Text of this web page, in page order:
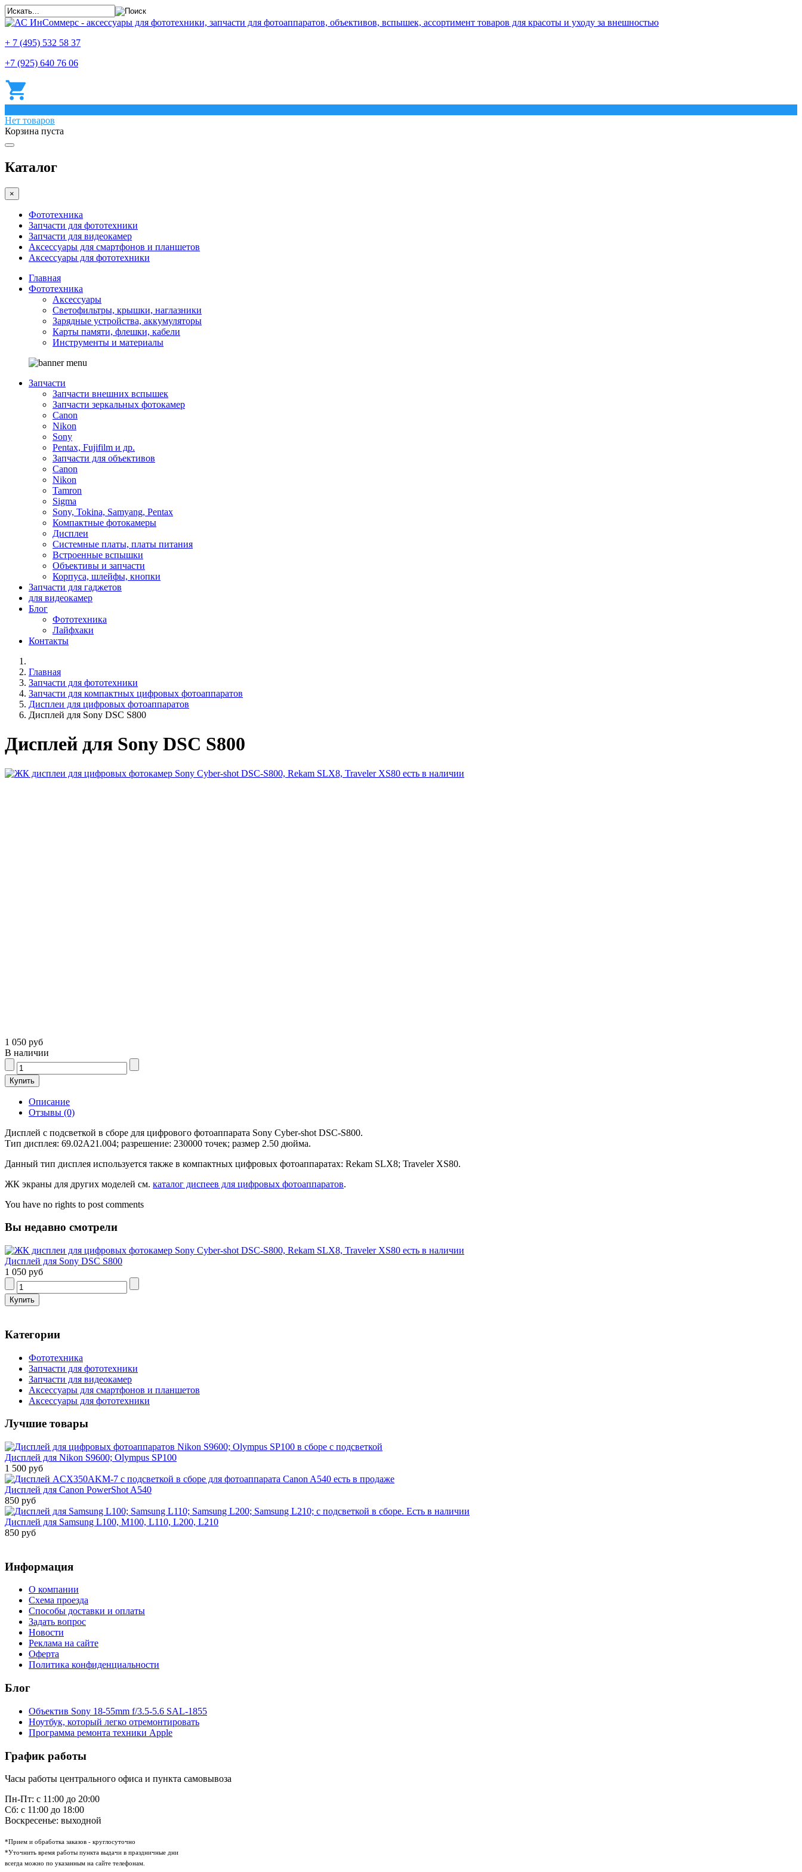
+ 7 (495) 532 58 37
+7 (925) 640 76 06
Нет товаров
Корзина пуста
Каталог
×
Фототехника
Запчасти для фототехники
Запчасти для видеокамер
Аксессуары для смартфонов и планшетов
Аксессуары для фототехники
Главная
Фототехника
Аксессуары
Светофильтры, крышки, наглазники
Зарядные устройства, аккумуляторы
Карты памяти, флешки, кабели
Инструменты и материалы
Запчасти
Запчасти внешних вспышек
Запчасти зеркальных фотокамер
Canon
Nikon
Sony
Pentax, Fujifilm и др.
Запчасти для объективов
Canon
Nikon
Tamron
Sigma
Sony, Tokina, Samyang, Pentax
Компактные фотокамеры
Дисплеи
Системные платы, платы питания
Встроенные вспышки
Объективы и запчасти
Корпуса, шлейфы, кнопки
Запчасти для гаджетов
для видеокамер
Блог
Фототехника
Лайфхаки
Контакты
Главная
Запчасти для фототехники
Запчасти для компактных цифровых фотоаппаратов
Дисплеи для цифровых фотоаппаратов
Дисплей для Sony DSC S800
Дисплей для Sony DSC S800
1 050 руб
В наличии
Описание
Отзывы (0)
Дисплей с подсветкой в сборе для цифрового фотоаппарата Sony Cyber-shot DSC-S800.
Тип дисплея: 69.02A21.004; разрешение: 230000 точек; размер 2.50 дюйма.
Данный тип дисплея используется также в компактных цифровых фотоаппаратах: Rekam SLX8; Traveler XS80.
ЖК экраны для других моделей см. каталог диспеев для цифровых фотоаппаратов.
You have no rights to post comments
Вы недавно смотрели
Дисплей для Sony DSC S800
1 050 руб
Категории
Фототехника
Запчасти для фототехники
Запчасти для видеокамер
Аксессуары для смартфонов и планшетов
Аксессуары для фототехники
Лучшие товары
Дисплей для Nikon S9600; Olympus SP100
1 500 руб
Дисплей для Canon PowerShot A540
850 руб
Дисплей для Samsung L100, M100, L110, L200, L210
850 руб
Информация
О компании
Схема проезда
Способы доставки и оплаты
Задать вопрос
Новости
Реклама на сайте
Оферта
Политика конфиденциальности
Блог
Объектив Sony 18-55mm f/3.5-5.6 SAL-1855
Ноутбук, который легко отремонтировать
Программа ремонта техники Apple
График работы
Часы работы центрального офиса и пункта самовывоза
Пн-Пт: с 11:00 до 20:00
Сб: с 11:00 до 18:00
Воскресенье: выходной
*Прием и обработка заказов - круглосуточно
*Уточнить время работы пункта выдачи в праздничные дни
всегда можно по указанным на сайте телефонам.